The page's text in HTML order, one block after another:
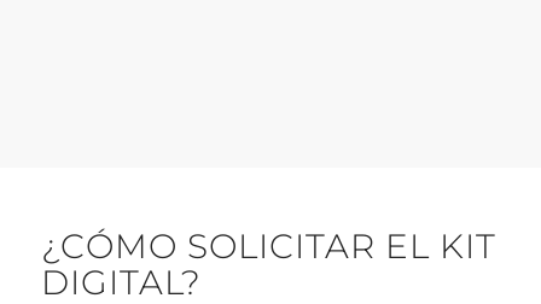
¿CÓMO SOLICITAR EL KIT
DIGITAL?